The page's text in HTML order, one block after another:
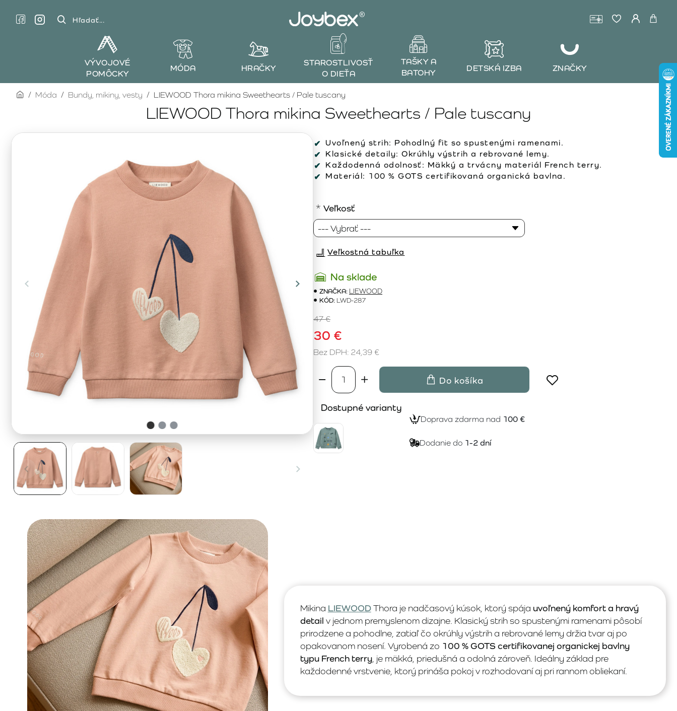
Hľadať...
VÝVOJOVÉ
POMÔCKY
MÓDA HRAČKY
STAROSTLIVOSŤ
O DIEŤA
TAŠKY A
BATOHY
DETSKÁ IZBA ZNAČKY
LIEWOOD Thora mikina Sweethearts / Pale tuscany
homeMóda Bundy, mikiny, vesty LIEWOOD Thora mikina Sweethearts / Pale tuscany
Uvoľnený strih: Pohodlný fit so spustenými ramenami.
Klasické detaily: Okrúhly výstrih a rebrované lemy.
Každodenná odolnosť: Mäkký a trvácny materiál French terry.
Materiál: 100 % GOTS certifikovaná organická bavlna.
Na sklade
ZNAČKA: LIEWOOD
KÓD: LWD-287
30 €
47 €
Bez DPH: 24,39 €
Veľkosť
Do košíka
Veľkostná tabuľka
Dostupné varianty
Doprava zdarma nad 100 €
Dodanie do 1-2 dní
Mikina LIEWOODThora je nadčasový kúsok, ktorý spája uvoľnený komfort a hravý
detail v jednom premyslenom dizajne. Klasický strih so spustenými ramenami pôsobí
prirodzene a pohodlne, zatiaľ čo okrúhly výstrih a rebrované lemy držia tvar aj po
opakovanom nosení. Vyrobená zo 100 % GOTS certifikovanej organickej bavlny
typu French terry, je mäkká, priedušná a odolná zároveň. Ideálny základ pre
každodenné vrstvenie, ktorý prináša pokoj v rozhodovaní aj pri rannom obliekaní.